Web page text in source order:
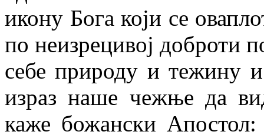
икону Бога који се
по неизрецивој доброти
себе природу и тежину
израз наше чежње да
каже божански